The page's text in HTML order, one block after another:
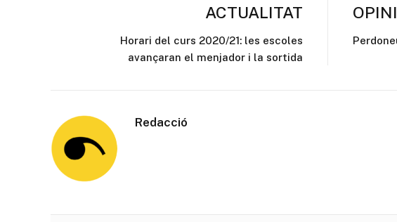
ACTUALITAT
Horari del curs 2020/21: les escoles
avançaran el menjador i la sortida
Redacció